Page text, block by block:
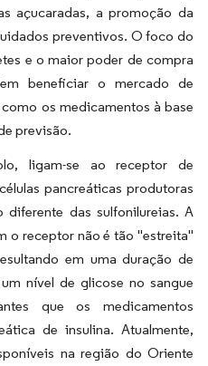
açucaradas, a promoção da
preventivos. O foco do
e o maior poder de compra
beneficiar o mercado de
os medicamentos à base
previsão.
ligam-se ao receptor de
pancreáticas produtoras
das sulfonilureias. A
o receptor não é tão "estreita"
em uma duração de
nível de glicose no sangue
que os medicamentos
de insulina. Atualmente,
na região do Oriente